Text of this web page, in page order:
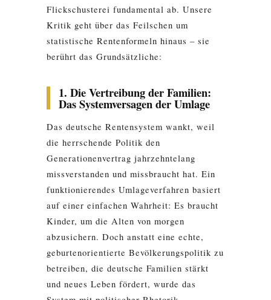
Flickschusterei fundamental ab. Unsere
Kritik geht über das Feilschen um
statistische Rentenformeln hinaus – sie
berührt das Grundsätzliche:
1. Die Vertreibung der Familien:
Das Systemversagen der Umlage
Das deutsche Rentensystem wankt, weil
die herrschende Politik den
Generationenvertrag jahrzehntelang
missverstanden und missbraucht hat. Ein
funktionierendes Umlageverfahren basiert
auf einer einfachen Wahrheit: Es braucht
Kinder, um die Alten von morgen
abzusichern. Doch anstatt eine echte,
geburtenorientierte Bevölkerungspolitik zu
betreiben, die deutsche Familien stärkt
und neues Leben fördert, wurde das